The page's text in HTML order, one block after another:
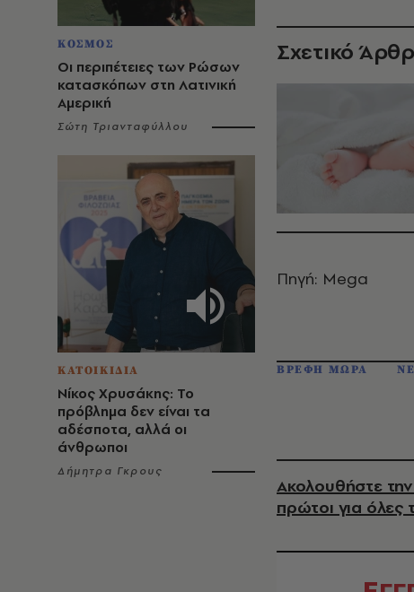
ΚΟΣΜΟΣ
Οι περιπέτειες των Ρώσων
κατασκόπων στη Λατινική
Αμερική
Σώτη Τριανταφύλλου
ΚΑΤΟΙΚΙΔΙΑ
Νίκος Χρυσάκης: Το
πρόβλημα δεν είναι τα
αδέσποτα, αλλά οι
άνθρωποι
Δήμητρα Γκρους
Σχετικό
Πηγή: Mega
ΒΡΕΦΗ ΜΩΡΑ
Ακολουθήστε
πρώτοι για όλες